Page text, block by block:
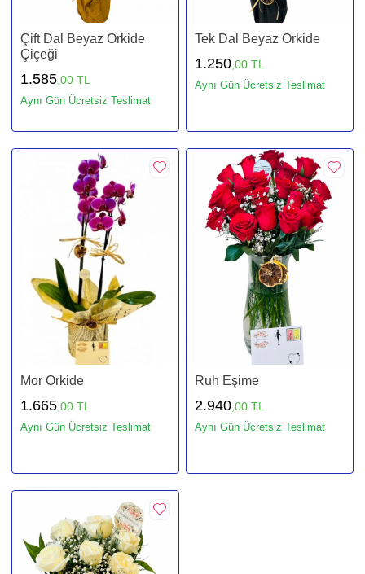
Çift Dal Beyaz Orkide
Çiçeği
1.585,00 TL
Aynı Gün Ücretsiz Teslimat
Tek Dal Beyaz Orkide
1.250,00 TL
Aynı Gün Ücretsiz Teslimat
Mor Orkide
1.665,00 TL
Aynı Gün Ücretsiz Teslimat
Ruh Eşime
2.940,00 TL
Aynı Gün Ücretsiz Teslimat